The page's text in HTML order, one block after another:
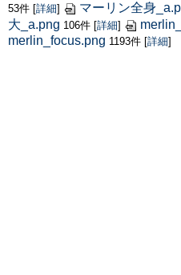
53件 [詳細] マーリン全身
大_a.png 106件 [詳細]
merlin_focus.png 1193件 [詳細]